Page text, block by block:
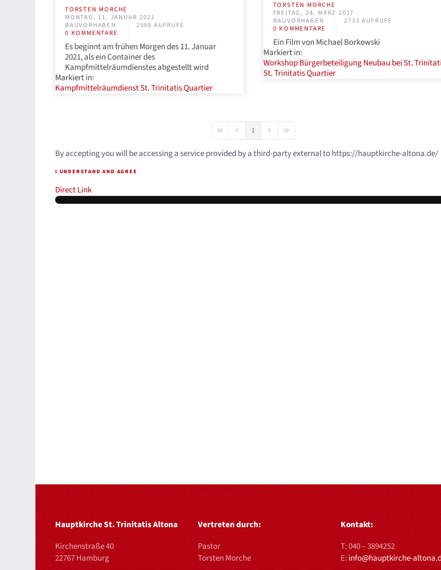
TORSTEN MORCHE
MONTAG, 11. JANUAR 2021
BAUVORHABEN
2598 AUFRUFE
0 KOMMENTARE
Es beginnt am frühen Morgen des 11. Januar
2021, als ein Container des
Kampfmittelräumdienstes abgestellt wird
Markiert in:
KampfmittelräumdienstSt. Trinitatis Quartier
TORSTEN MORCHE
FREITAG, 24. MÄRZ 2017
BAUVORHABEN
2733 AUFRUFE
0 KOMMENTARE
Ein Film von Michael Borkowski
Markiert in:
WorkshopBürgerbeteiligungNeubau bei St.
St. Trinitatis Quartier
First PagePrevious Page
1 Next PageLast Page
By accepting you will be accessing a service provided by a third-party external to https://hauptkirche-altona.de/
I UNDERSTAND AND AGREE
Direct Link
Hauptkirche St. Trinitatis Altona
Kirchenstraße 40
22767 Hamburg
Vertreten durch:
Pastor
Torsten Morche
Kontakt:
T:040 – 3894252
E: info@hauptkirche-